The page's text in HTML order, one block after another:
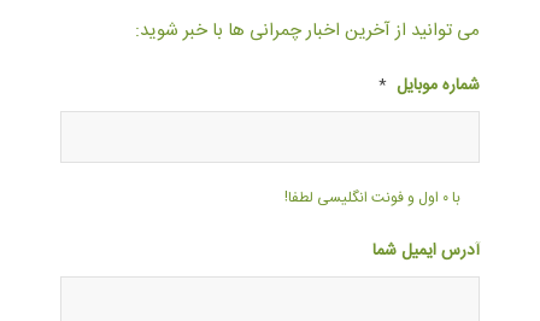
می توانید از آخرین اخبار چمرانی ها با خبر شوید:
شماره موبایل *
با ۰ اول و فونت انگلیسی لطفا!
آدرس ایمیل شما